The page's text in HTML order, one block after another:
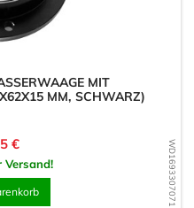
WD1693307071
MIT A
MM, SCHWARZ)
€
Versand!